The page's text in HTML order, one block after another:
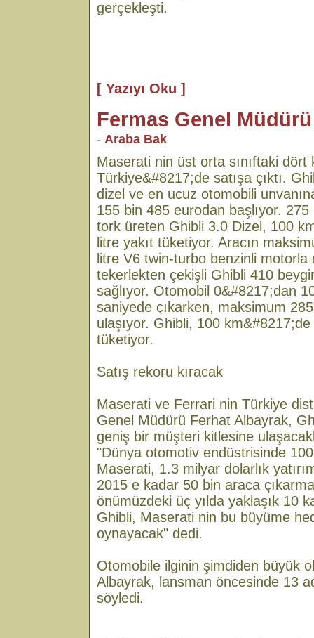
gerçekleşti.
[ Yazıyı Oku ]
Fermas Genel Müdürü
- Araba Bak
Maserati nin üst orta sınıftaki dört
Türkiye&#8217;de satışa çıktı.
dizel ve en ucuz otomobili
155 bin 485 eurodan başlıyor.
tork üreten Ghibli 3.0 Dizel, 100
litre yakıt tüketiyor. Aracın
litre V6 twin-turbo benzinli motorla
tekerlekten çekişli Ghibli 410
sağlıyor. Otomobil 0&#8217;dan
saniyede çıkarken, maksimum
ulaşıyor. Ghibli, 100
tüketiyor.
Satış rekoru kıracak
Maserati ve Ferrari nin Türkiye
Genel Müdürü Ferhat Albayrak,
geniş bir müşteri kitlesine
"Dünya otomotiv endüstrisinde 100
Maserati, 1.3 milyar dolarlık
2015 e kadar 50 bin araca
önümüzdeki üç yılda yaklaşık 10
Ghibli, Maserati nin bu büyüme
oynayacak" dedi.
Otomobile ilginin şimdiden büyük
Albayrak, lansman öncesinde 13
söyledi.